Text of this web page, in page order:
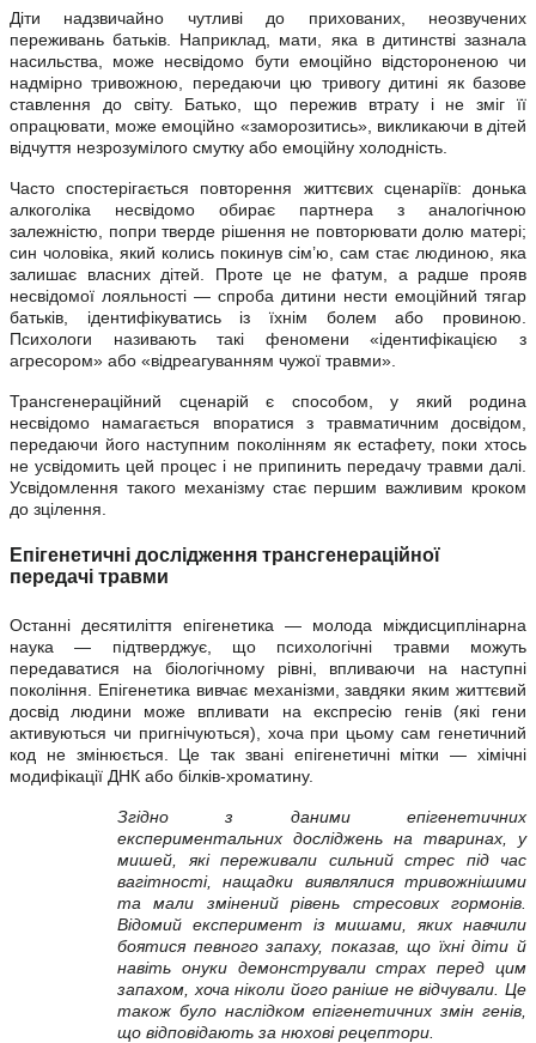
Діти надзвичайно чутливі до прихованих, неозвучених
переживань батьків. Наприклад, мати, яка в дитинстві зазнала
насильства, може несвідомо бути емоційно відстороненою чи
надмірно тривожною, передаючи цю тривогу дитині як базове
ставлення до світу. Батько, що пережив втрату і не зміг її
опрацювати, може емоційно «заморозитись», викликаючи в дітей
відчуття незрозумілого смутку або емоційну холодність.
Часто спостерігається повторення життєвих сценаріїв: донька
алкоголіка несвідомо обирає партнера з аналогічною
залежністю, попри тверде рішення не повторювати долю матері;
син чоловіка, який колись покинув сім’ю, сам стає людиною, яка
залишає власних дітей. Проте це не фатум, а радше прояв
несвідомої лояльності — спроба дитини нести емоційний тягар
батьків, ідентифікуватись із їхнім болем або провиною.
Психологи називають такі феномени «ідентифікацією з
агресором» або «відреагуванням чужої травми».
Трансгенераційний сценарій є способом, у який родина
несвідомо намагається впоратися з травматичним досвідом,
передаючи його наступним поколінням як естафету, поки хтось
не усвідомить цей процес і не припинить передачу травми далі.
Усвідомлення такого механізму стає першим важливим кроком
до зцілення.
Епігенетичні дослідження трансгенераційної
передачі травми
Останні десятиліття епігенетика — молода міждисциплінарна
наука — підтверджує, що психологічні травми можуть
передаватися на біологічному рівні, впливаючи на наступні
покоління. Епігенетика вивчає механізми, завдяки яким життєвий
досвід людини може впливати на експресію генів (які гени
активуються чи пригнічуються), хоча при цьому сам генетичний
код не змінюється. Це так звані епігенетичні мітки — хімічні
модифікації ДНК або білків-хроматину.
Згідно з даними епігенетичних
експериментальних досліджень на тваринах, у
мишей, які переживали сильний стрес під час
вагітності, нащадки виявлялися тривожнішими
та мали змінений рівень стресових гормонів.
Відомий експеримент із мишами, яких навчили
боятися певного запаху, показав, що їхні діти й
навіть онуки демонстрували страх перед цим
запахом, хоча ніколи його раніше не відчували. Це
також було наслідком епігенетичних змін генів,
що відповідають за нюхові рецептори.